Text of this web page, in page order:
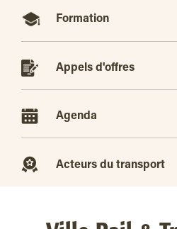
Formation
Appels d'offres
Agenda
Acteurs du transport